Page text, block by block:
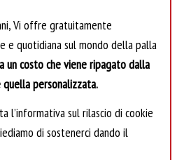
Vi offre gratuitamente
e quotidiana sul mondo della palla
un costo che viene ripagato dalla
personalizzata.
l’informativa sul rilascio di cookie
di sostenerci dando il